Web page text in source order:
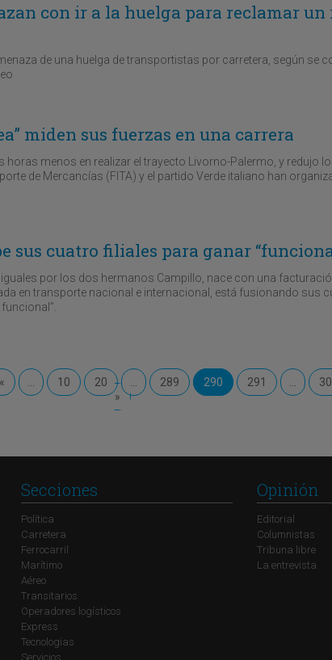
con ir a la huelga para reclamar un
de una huelga de transportistas por carretera, según se
miden sus fuerzas en una carrera
horas menos en realizar el trayecto Livorno-Palermo, y redujo
de Mercancías (FITA) y el partido Verde italiano han
sus cuatro filiales para ganar
iguales por los dos hermanos Campillo, nace con una
en transporte nacional e internacional, está fusionando sus
« 10 20 289 290 291
»
Secciones
Política
Carretera
Ferrocarril
Marítimo
Aéreo
Transitarios
Operadores logísticos
Express
Tecnologías
Servicios
Opinión
Editorial
Columnistas
Tribuna libre
La entrevista